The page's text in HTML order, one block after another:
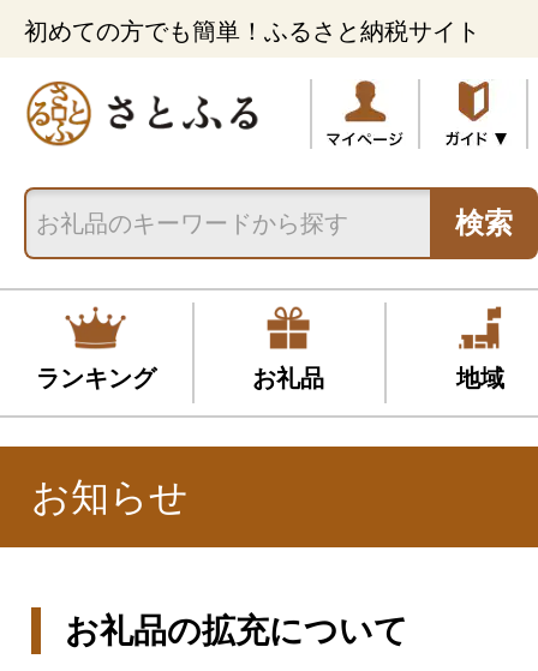
初めての方でも簡単！ふるさと納税サイト
検索
ランキング お礼品 地域
お知らせ
お礼品の拡充について